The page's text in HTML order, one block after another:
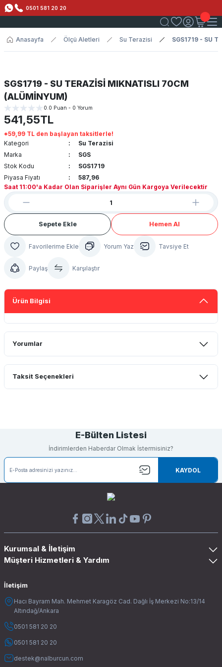
0501 581 20 20
Anasayfa Ölçü Aletleri Su Terazisi SGS1719 - SU
SGS1719 - SU TERAZİSİ MIKNATISLI 70CM
(ALÜMİNYUM)
0.0 Puan - 0 Yorum
541,55TL
*59,99 TL den başlayan taksitlerle!
Kategori
Su Terazisi
Marka
SGS
Stok Kodu
SGS1719
Piyasa Fiyatı
587,96
Saat 11:00'a Kadar Olan Siparişler Aynı Gün Kargoya Verilecektir
Sepete Ekle Hemen Al
Yorum Yaz Tavsiye Et
Paylaş Karşılaştır
Ürün Bilgisi
Yorumlar
Bu ürüne ilk yorumu siz yapın!
Taksit Seçenekleri
E-Bülten Listesi
İndirimlerden Haberdar Olmak İstermisiniz?
KAYDOL
Kurumsal & İletişim
Müşteri Hizmetleri & Yardım
İletişim
Hacı Bayram Mah. Mehmet Karagöz Cad. Dağlı İş Merkezi No:13/14
Altındağ/Ankara
0501 581 20 20
0501 581 20 20
destek@nalburcun.com